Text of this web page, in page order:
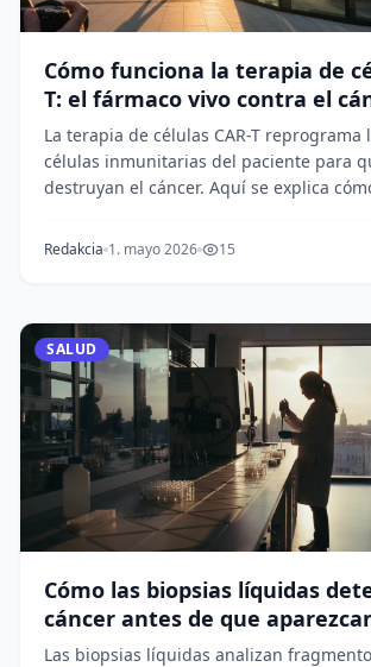
Cómo funciona la terapia de
T: el fármaco vivo contra el
La terapia de células CAR-T reprograma
células inmunitarias del paciente para
destruyan el cáncer. Aquí se explica
Redakcia 1. mayo 2026 15
SALUD
Cómo las biopsias líquidas
cáncer antes de que
síntomas
Las biopsias líquidas analizan